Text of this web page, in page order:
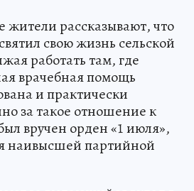
жители рассказывают, что
свою жизнь сельской
работать там, где
врачебная помощь
и практически
за такое отношение к
вручен орден «1 июля»,
наивысшей партийной